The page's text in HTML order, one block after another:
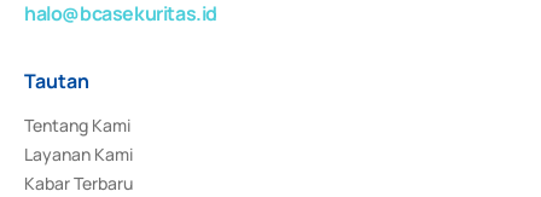
halo@bcasekuritas.id
Tautan
Tentang Kami
Layanan Kami
Kabar Terbaru